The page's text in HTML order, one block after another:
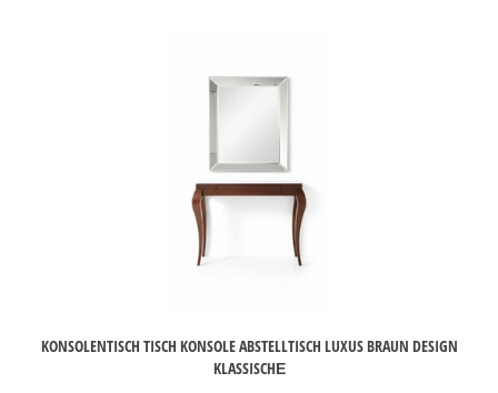
KONSOLENTISCH TISCH KONSOLE ABSTELLTISCH LUXUS BRAUN DESIGN
KLASSISCHЕ